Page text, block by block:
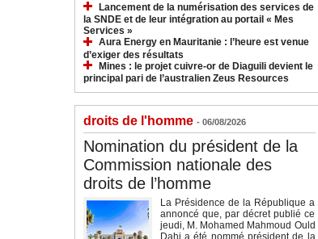
Lancement de la numérisation des services de
la SNDE et de leur intégration au portail « Mes
Services »
Aura Energy en Mauritanie : l’heure est venue
d’exiger des résultats
Mines : le projet cuivre-or de Diaguili devient le
principal pari de l’australien Zeus Resources
droits de l'homme - 06/08/2026
Nomination du président de la
Commission nationale des
droits de l’homme
La Présidence de la République a
annoncé que, par décret publié ce
jeudi, M. Mohamed Mahmoud Ould
Dahi a été nommé président de la